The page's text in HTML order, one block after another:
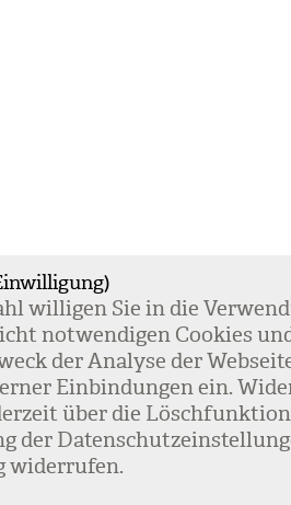
wil­li­gen Sie in die
not­wen­di­gen Coo­kies
der Ana­lyse der
Ein­bin­dun­gen ein.
über die
der
wider­ru­fen.